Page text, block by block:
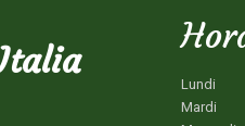
Lundi
Mardi